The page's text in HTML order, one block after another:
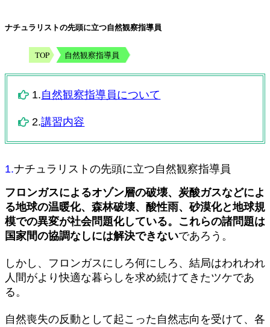
ナチュラリストの先頭に立つ自然観察指導員
TOP 自然観察指導員
1.自然観察指導員について
2.講習内容
1.ナチュラリストの先頭に立つ自然観察指導員
フロンガスによるオゾン層の破壊、炭酸ガスなどによ
る地球の温暖化、森林破壊、酸性雨、砂漠化と地球規
模での異変が社会問題化している。これらの諸問題は
国家間の協調なしには解決できないであろう。
しかし、フロンガスにしろ何にしろ、結局はわれわれ
人間がより快適な暮らしを求め続けてきたツケであ
る。
自然喪失の反動として起こった自然志向を受けて、各